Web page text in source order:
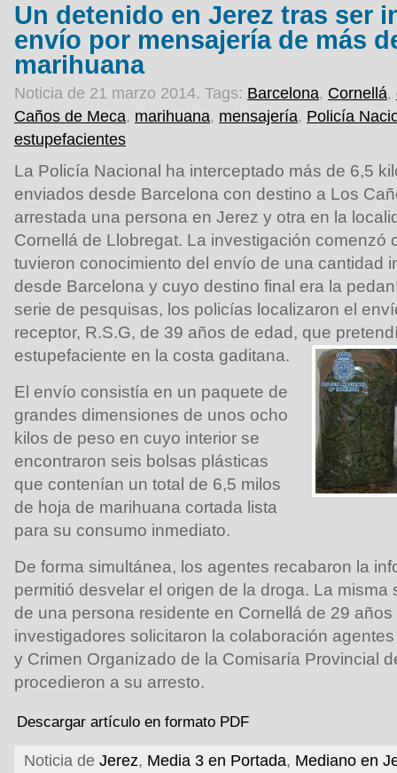
Un detenido en Jerez tras ser
envío por mensajería de más
marihuana
Noticia de 21 marzo 2014. Tags: Barcelona, Cornellá,
Caños de Meca, marihuana, mensajería, Policía
estupefacientes
La Policía Nacional ha interceptado más de 6,5
enviados desde Barcelona con destino a Los
arrestada una persona en Jerez y otra en la
Cornellá de Llobregat. La investigación comenzó
tuvieron conocimiento del envío de una cantidad
desde Barcelona y cuyo destino final era la
serie de pesquisas, los policías localizaron el
receptor, R.S.G, de 39 años de edad, que
estupefaciente en la costa gaditana.
El envío consistía en un paquete de
grandes dimensiones de unos ocho
kilos de peso en cuyo interior se
encontraron seis bolsas plásticas
que contenían un total de 6,5 milos
de hoja de marihuana cortada lista
para su consumo inmediato.
De forma simultánea, los agentes recabaron la
permitió desvelar el origen de la droga. La
de una persona residente en Cornellá de 29
investigadores solicitaron la colaboración
y Crimen Organizado de la Comisaría Provincial
procedieron a su arresto.
Descargar artículo en formato PDF
Noticia de Jerez, Media 3 en Portada, Mediano en